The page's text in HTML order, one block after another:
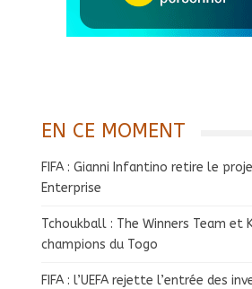
EN CE MOMENT
FIFA : Gianni Infantino retire le
Enterprise
Tchoukball : The Winners Team et
champions du Togo
FIFA : l’UEFA rejette l’entrée des